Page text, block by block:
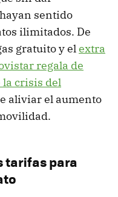
sentido
ilimitados. De
gratuito y elextra
regala de
crisis del
aliviar el aumento
tarifas para